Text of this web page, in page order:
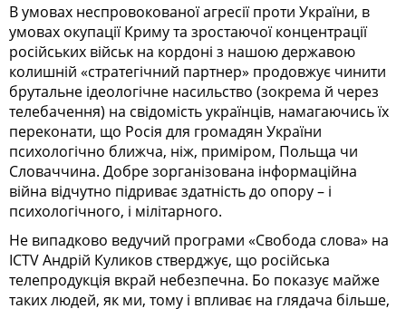
В умовах неспровокованої агресії проти України, в
умовах окупації Криму та зростаючої концентрації
російських військ на кордоні з нашою державою
колишній «стратегічний партнер» продовжує чинити
брутальне ідеологічне насильство (зокрема й через
телебачення) на свідомість українців, намагаючись їх
переконати, що Росія для громадян України
психологічно ближча, ніж, приміром, Польща чи
Словаччина. Добре зорганізована інформаційна
війна відчутно підриває здатність до опору – і
психологічного, і мілітарного.
Не випадково ведучий програми «Свобода слова» на
ICTV Андрій Куликов стверджує, що російська
телепродукція вкрай небезпечна. Бо показує майже
таких людей, як ми, тому і впливає на глядача більше,